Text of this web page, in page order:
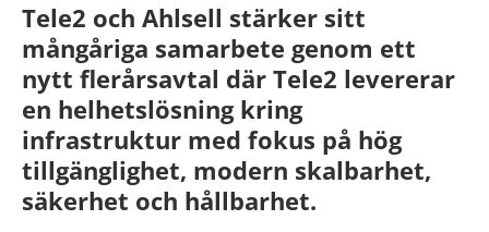
Tele2 och Ahlsell stärker sitt
mångåriga samarbete genom ett
nytt flerårsavtal där Tele2 levererar
en helhetslösning kring
infrastruktur med fokus på hög
tillgänglighet, modern skalbarhet,
säkerhet och hållbarhet.